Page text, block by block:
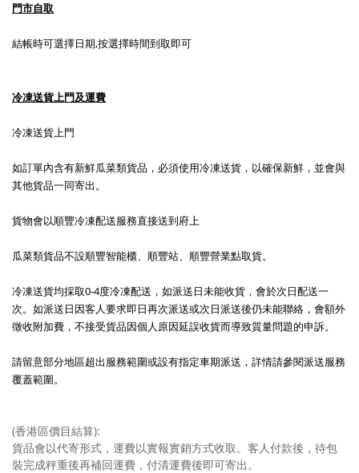
門市自取
結帳時可選擇日期,按選擇時間到取即可
冷凍送貨上門及運費
冷凍送貨上門
如訂單內含有新鮮瓜菜類貨品，必須使用冷凍送貨，以確保新鮮，並會與
其他貨品一同寄出。
貨物會以順豐冷凍配送服務直接送到府上
瓜菜類貨品不設順豐智能櫃、順豐站、順豐營業點取貨。
冷凍送貨均採取0-4度冷凍配送，如派送日未能收貨，會於次日配送一
次。如派送日因客人要求即日再次派送或次日派送後仍未能聯絡，會額外
徵收附加費，不接受貨品因個人原因延誤收貨而導致質量問題的申訴。
請留意部分地區超出服務範圍或設有指定車期派送，詳情請參閱派送服務
覆蓋範圍。
(香港區價目結算):
貨品會以代寄形式，運費以實報實銷方式收取。客人付款後，待包
裝完成秤重後再補回運費，付清運費後即可寄出。